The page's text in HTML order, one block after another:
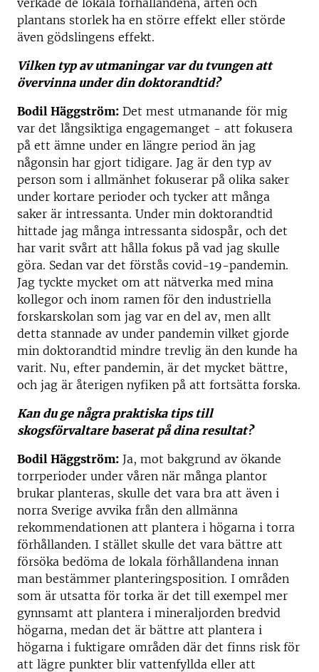
verkade de lokala förhållandena, arten och
plantans storlek ha en större effekt eller störde
även gödslingens effekt.
Vilken typ av utmaningar var du tvungen att
övervinna under din doktorandtid?
Bodil Häggström: Det mest utmanande för mig
var det långsiktiga engagemanget - att fokusera
på ett ämne under en längre period än jag
någonsin har gjort tidigare. Jag är den typ av
person som i allmänhet fokuserar på olika saker
under kortare perioder och tycker att många
saker är intressanta. Under min doktorandtid
hittade jag många intressanta sidospår, och det
har varit svårt att hålla fokus på vad jag skulle
göra. Sedan var det förstås covid-19-pandemin.
Jag tyckte mycket om att nätverka med mina
kollegor och inom ramen för den industriella
forskarskolan som jag var en del av, men allt
detta stannade av under pandemin vilket gjorde
min doktorandtid mindre trevlig än den kunde ha
varit. Nu, efter pandemin, är det mycket bättre,
och jag är återigen nyfiken på att fortsätta forska.
Kan du ge några praktiska tips till
skogsförvaltare baserat på dina resultat?
Bodil Häggström: Ja, mot bakgrund av ökande
torrperioder under våren när många plantor
brukar planteras, skulle det vara bra att även i
norra Sverige avvika från den allmänna
rekommendationen att plantera i högarna i torra
förhållanden. I stället skulle det vara bättre att
försöka bedöma de lokala förhållandena innan
man bestämmer planteringsposition. I områden
som är utsatta för torka är det till exempel mer
gynnsamt att plantera i mineraljorden bredvid
högarna, medan det är bättre att plantera i
högarna i fuktigare områden där det finns risk för
att lägre punkter blir vattenfyllda eller att